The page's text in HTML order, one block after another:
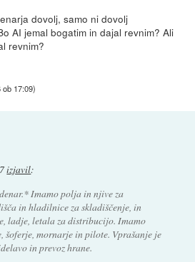
dovolj, samo ni dovolj
AI jemal bogatim in dajal revnim? Ali
revnim?
ob 17:09)
izjavil:
Imamo polja in njive za
in hladilnice za skladiščenje, in
ladje, letala za distribucijo. Imamo
šoferje, mornarje in pilote. Vprašanje je
in prevoz hrane.